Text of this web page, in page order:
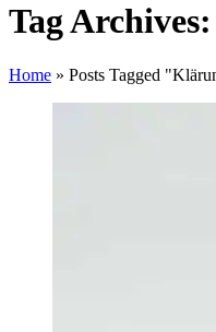
Tag
Home » Posts Tagged